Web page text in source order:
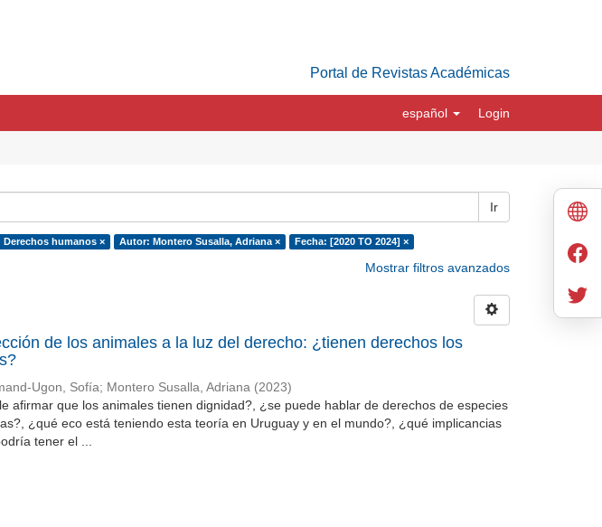
Portal de Revistas Académicas
español Login
Ir
Derechos humanos × Autor: Montero Susalla, Adriana × Fecha: [2020 TO 2024] ×
Mostrar filtros avanzados
de los animales a la luz del derecho: ¿tienen derechos los
Ugon, Sofía; Montero Susalla, Adriana (2023)
afirmar que los animales tienen dignidad?, ¿se puede hablar de derechos de especies
¿qué eco está teniendo esta teoría en Uruguay y en el mundo?, ¿qué implicancias
tener el ...